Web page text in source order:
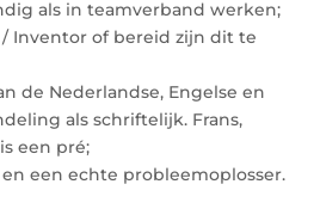
als in teamverband werken;
/ Inventor of bereid zijn dit te
de Nederlandse, Engelse en
als schriftelijk. Frans,
een pré;
een echte probleemoplosser.